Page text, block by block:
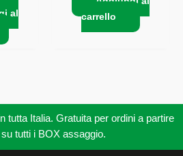
al
carrello
tutta Italia. Gratuita per ordini a partire
tutti i BOX assaggio.